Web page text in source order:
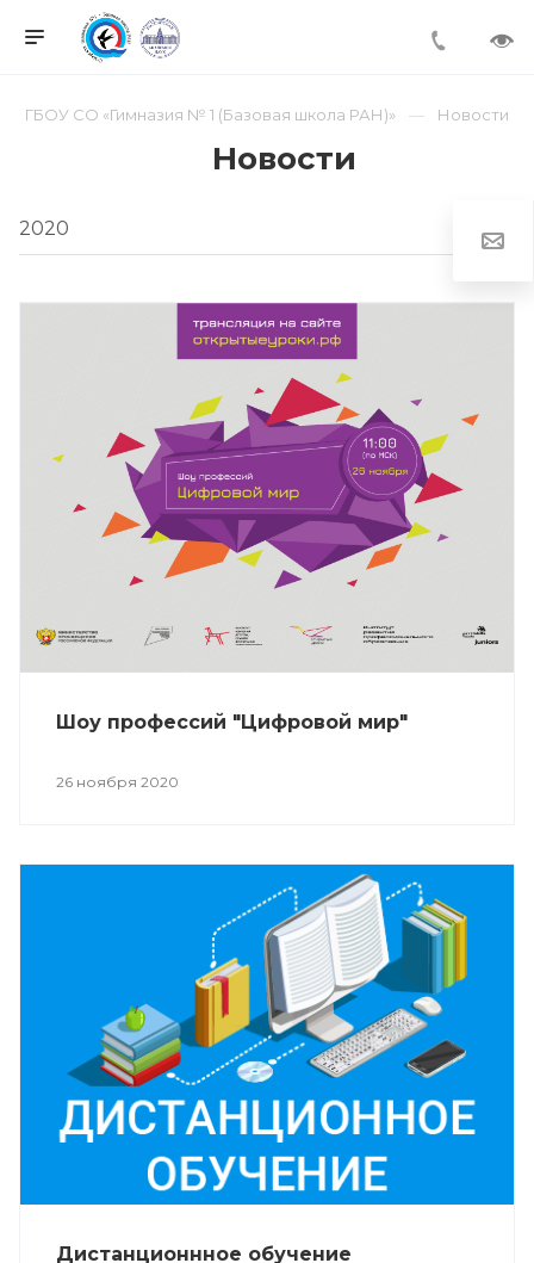
ГБОУ СО «Гимназия № 1 (Базовая школа РАН)» Новости
Новости
Шоу профессий "Цифровой мир"
26 ноября 2020
Дистанционнное обучение